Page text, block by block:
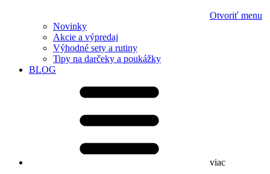
Otvoriť menu
Novinky
Akcie a výpredaj
Výhodné sety a rutiny
Tipy na darčeky a poukážky
BLOG
viac